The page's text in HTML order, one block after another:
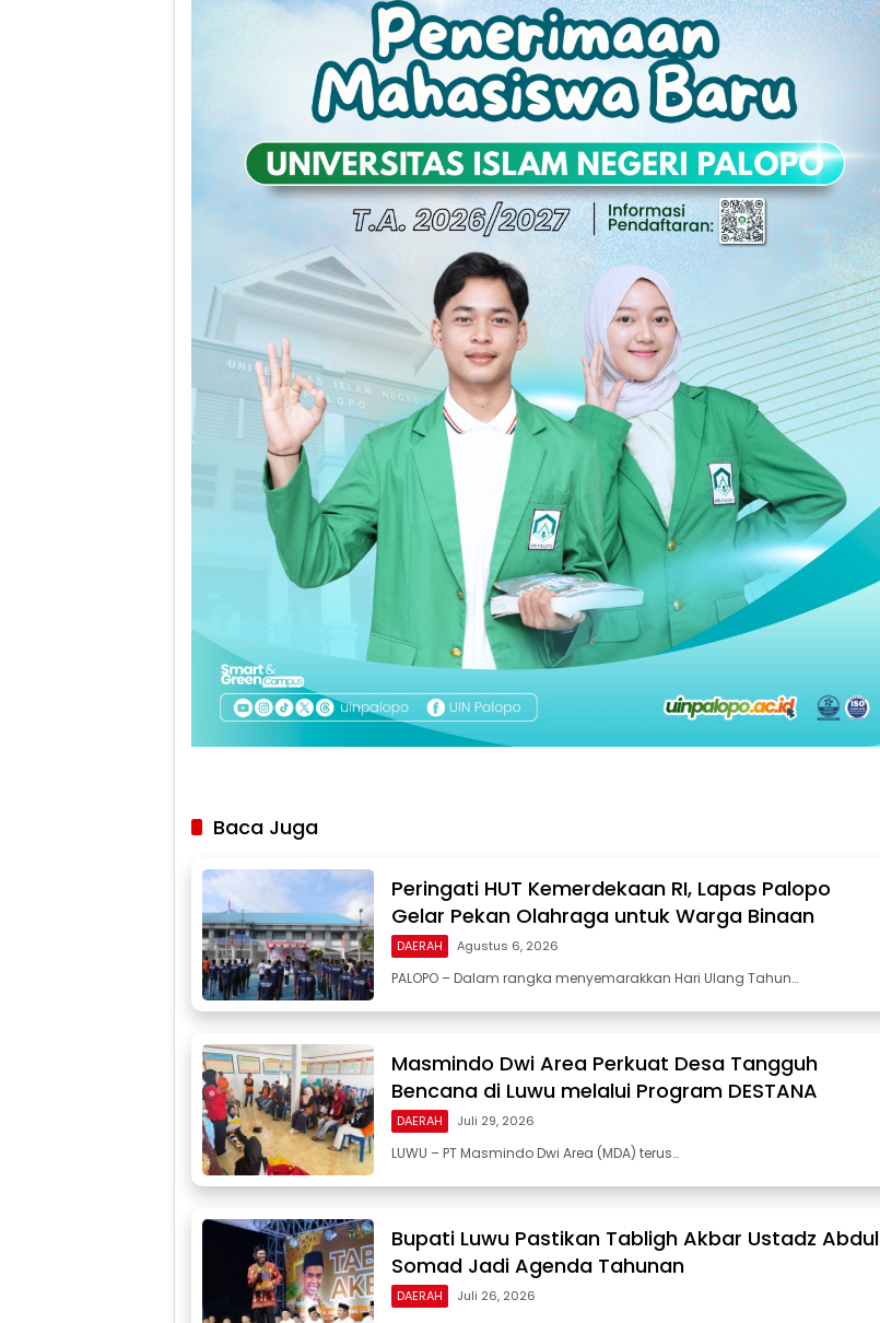
Baca Juga
Peringati HUT Kemerdekaan RI, Lapas Palopo
Gelar Pekan Olahraga untuk Warga Binaan
DAERAH Agustus 6, 2026
PALOPO – Dalam rangka menyemarakkan Hari Ulang Tahun…
Masmindo Dwi Area Perkuat Desa Tangguh
Bencana di Luwu melalui Program DESTANA
DAERAH Juli 29, 2026
LUWU – PT Masmindo Dwi Area (MDA) terus…
Bupati Luwu Pastikan Tabligh Akbar Ustadz Abdul
Somad Jadi Agenda Tahunan
DAERAH Juli 26, 2026